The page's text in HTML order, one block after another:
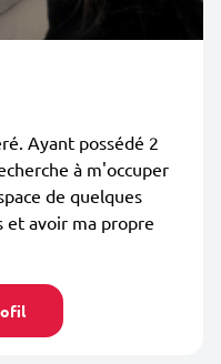
Ayant possédé 2
à m'occuper
de quelques
et avoir ma propre